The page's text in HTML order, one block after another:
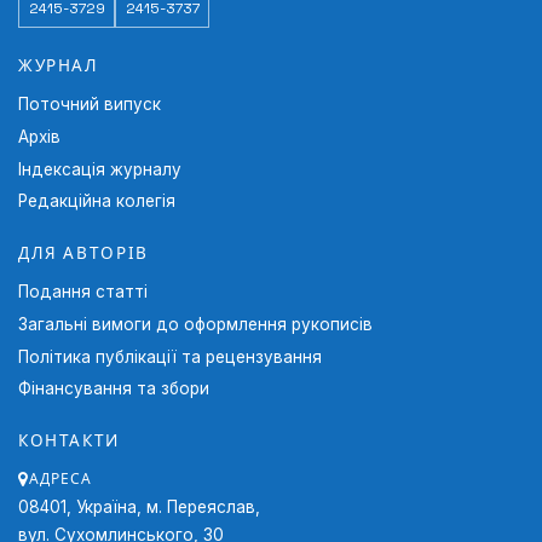
of physical culture for self-improvement and formation of
the foundations of a healthy lifestyle: Theoretical aspect
Pedagogy of the Formation of a Creative Personality in
organization of physical education of students of general
educational institutions.
Education , 4, 5-12.
2415-3729 2415-3737
ЖУРНАЛ
Поточний випуск
Архів
Індексація журналу
Редакційна колегія
ДЛЯ АВТОРІВ
Подання статті
Загальні вимоги до оформлення рукописів
Політика публікації та рецензування
Фінансування та збори
КОНТАКТИ
АДРЕСА
08401, Україна, м. Переяслав,
вул. Сухомлинського, 30